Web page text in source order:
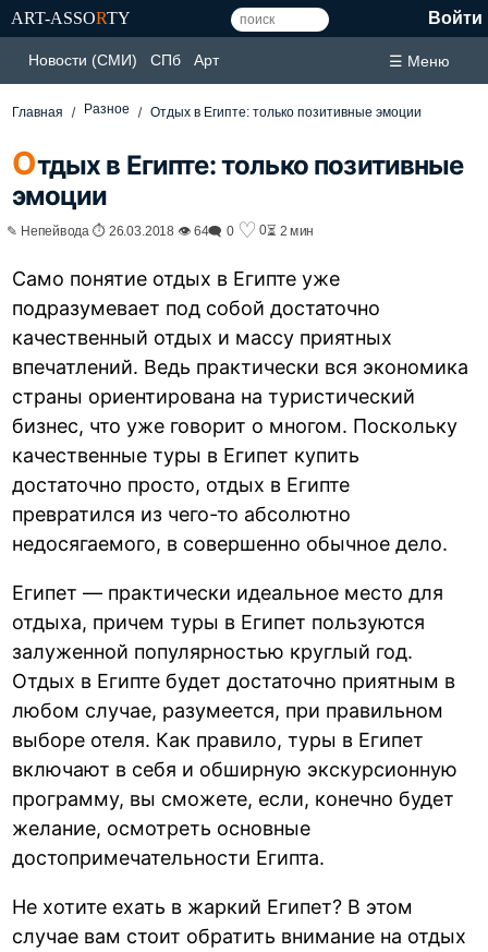
ART-ASSORTY Войти
Новости (СМИ) СПб Арт ☰ Меню
Главная Разное Отдых в Египте: только позитивные эмоции
Отдых в Египте: только позитивные
эмоции
✎ Непейвода ⏱ 26.03.2018 👁 64🗨 0 ♡ 0⏳ 2 мин
Само понятие отдых в Египте уже
подразумевает под собой достаточно
качественный отдых и массу приятных
впечатлений. Ведь практически вся экономика
страны ориентирована на туристический
бизнес, что уже говорит о многом. Поскольку
качественные туры в Египет купить
достаточно просто, отдых в Египте
превратился из чего-то абсолютно
недосягаемого, в совершенно обычное дело.
Египет — практически идеальное место для
отдыха, причем туры в Египет пользуются
залуженной популярностью круглый год.
Отдых в Египте будет достаточно приятным в
любом случае, разумеется, при правильном
выборе отеля. Как правило, туры в Египет
включают в себя и обширную экскурсионную
программу, вы сможете, если, конечно будет
желание, осмотреть основные
достопримечательности Египта.
Не хотите ехать в жаркий Египет? В этом
случае вам стоит обратить внимание на отдых